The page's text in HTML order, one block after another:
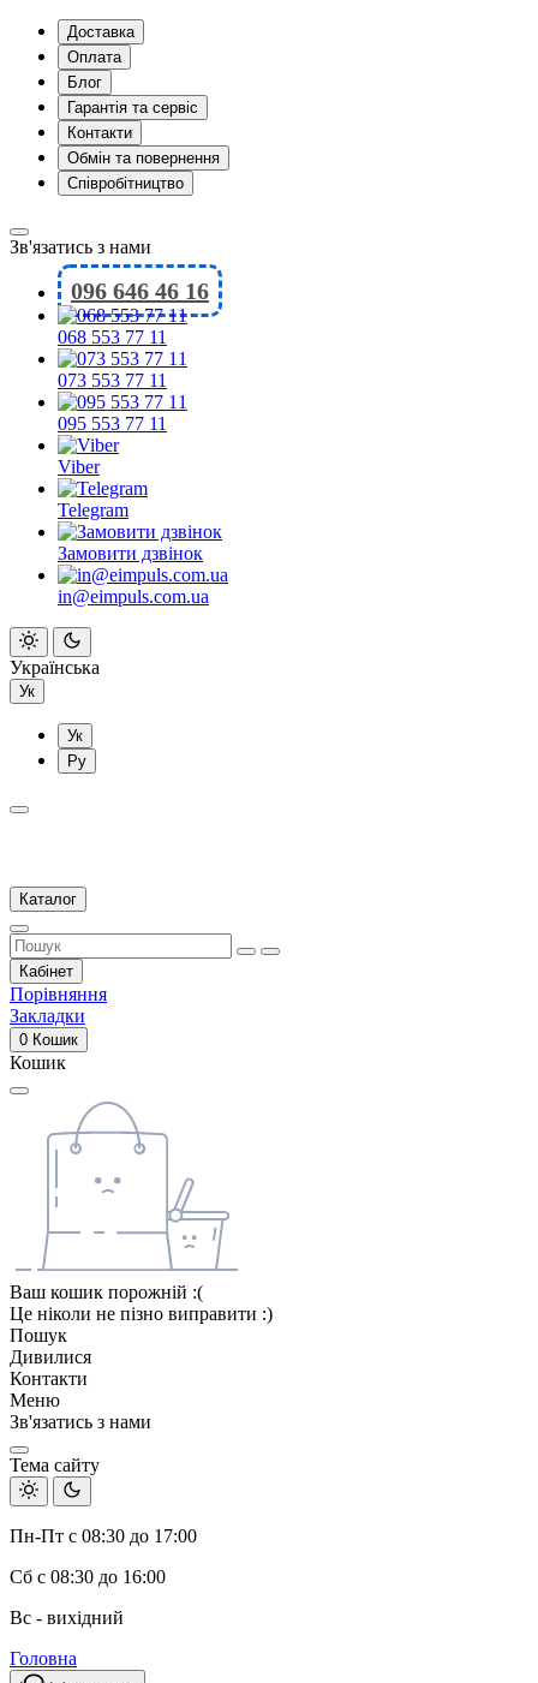
Доставка
Оплата
Блог
Гарантія та сервіс
Контакти
Обмін та повернення
Співробітництво
Зв'язатись з нами
096 646 46 16
068 553 77 11
073 553 77 11
095 553 77 11
Viber
Telegram
Замовити дзвінок
in@eimpuls.com.ua
Українська
Ук
Ук
Ру
Каталог
Кабінет
Порівняння
Закладки
0 Кошик
Кошик
Ваш кошик порожній :(
Це ніколи не пізно виправити :)
Пошук
Дивилися
Контакти
Меню
Зв'язатись з нами
Тема сайту
Пн-Пт с 08:30 до 17:00
Сб с 08:30 до 16:00
Вс - вихідний
Головна